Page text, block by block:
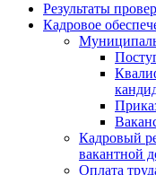
Результаты
Кадровое
Кадровый
вакантной
Оплата